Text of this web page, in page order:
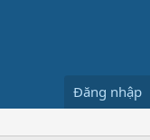
Đăng nhập